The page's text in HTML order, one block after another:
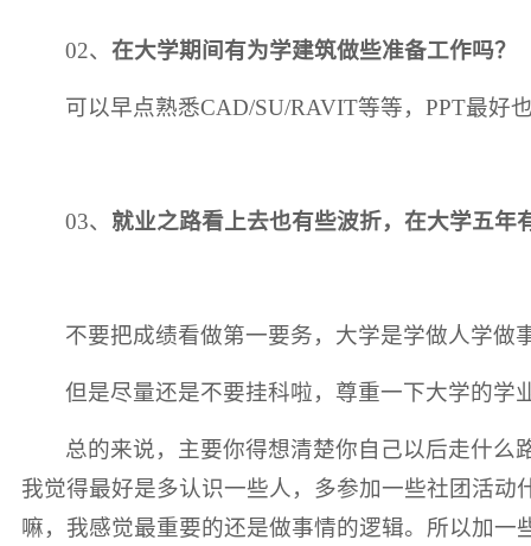
02、在大学期间有为学建筑做些准备工作吗？
可以早点熟悉CAD/SU/RAVIT等等，PPT最好
03、 就业之路看上去也有些波折，在大学五年
不要把成绩看做第一要务，大学是学做人学
但是尽量还是不要挂科啦，尊重一下大学的学
总的来说，主要你得想清楚你自己以后走什
我觉得最好是多认识一些人，多参加一些社团活
嘛，我感觉最重要的还是做事情的逻辑。所以加